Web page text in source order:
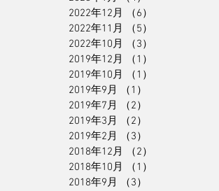
2022年12月
（6）
2022年11月
（5）
2022年10月
（3）
2019年12月
（1）
2019年10月
（1）
2019年9月
（1）
2019年7月
（2）
2019年3月
（2）
2019年2月
（3）
2018年12月
（2）
2018年10月
（1）
2018年9月
（3）